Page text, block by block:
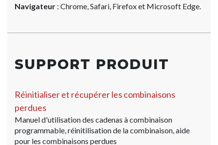
Navigateur : Chrome, Safari, Firefox et Microsoft Edge.
SUPPORT PRODUIT
Réinitialiser et récupérer les combinaisons
perdues
Manuel d'utilisation des cadenas à combinaison
programmable, réinitilisation de la combinaison, aide
pour les combinaisons perdues